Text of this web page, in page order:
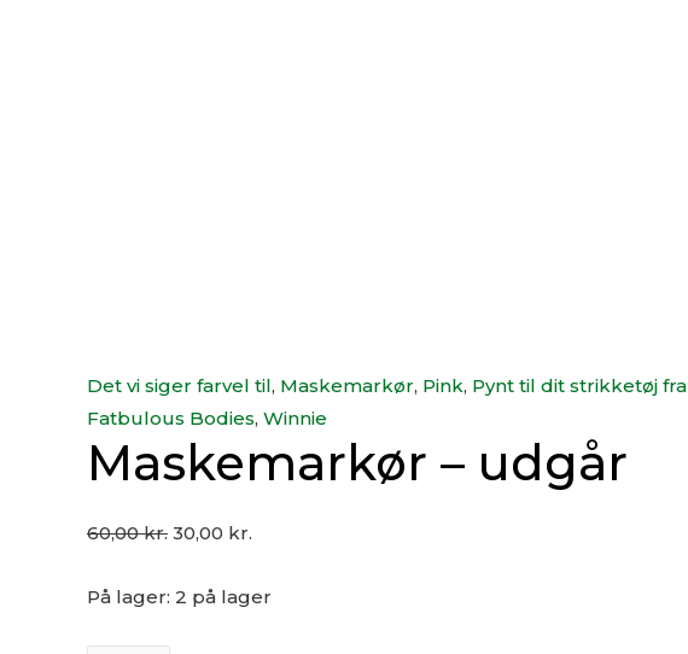
Det vi siger farvel til, Maskemarkør, Pink, Pynt til dit strikketøj fra
Fatbulous Bodies, Winnie
Maskemarkør – udgår
60,00kr. 30,00 kr.
På lager: 2 på lager